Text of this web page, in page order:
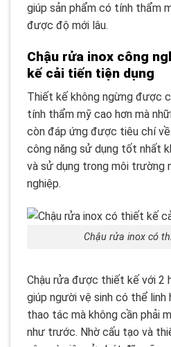
giúp sản phẩm có tính thẩm
được độ mới lâu.
Chậu rửa inox công
kế cải tiến tiện dụng
Thiết kế không ngừng được
tính thẩm mỹ cao hơn mà
còn đáp ứng được tiêu chí
công năng sử dụng tốt nhất
và sử dụng trong môi trường
nghiệp.
Chậu rửa inox có
Chậu rửa được thiết kế với 2
giúp người vệ sinh có thể
thao tác mà không cần phải
như trước. Nhờ cấu tạo và